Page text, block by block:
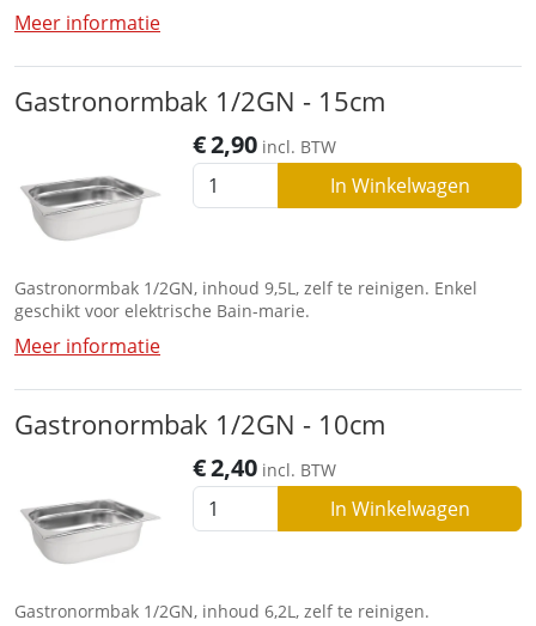
Meer informatie
Gastronormbak 1/2GN - 15cm
€2,90 incl. BTW
In Winkelwagen
Gastronormbak 1/2GN, inhoud 9,5L, zelf te reinigen. Enkel
geschikt voor elektrische Bain-marie.
Meer informatie
Gastronormbak 1/2GN - 10cm
€2,40 incl. BTW
In Winkelwagen
Gastronormbak 1/2GN, inhoud 6,2L, zelf te reinigen.